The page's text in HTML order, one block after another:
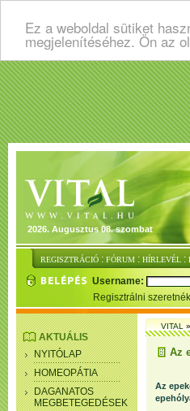
Ez a weboldal sütiket
megjelenítéséhez. Ön az
2026. Augusztus 08. szombat
REGISZTRÁCIÓ : FÓRUM : HÍRLEVÉL :
Username:
Regisztrálni
AKTUÁLIS
NYITÓLAP
HOMEOPÁTIA
DAGANATOS
MEGBETEGEDÉSEK
VITAL
Az
Az